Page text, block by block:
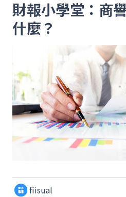
財報小學堂：商
什麼？
fiisual